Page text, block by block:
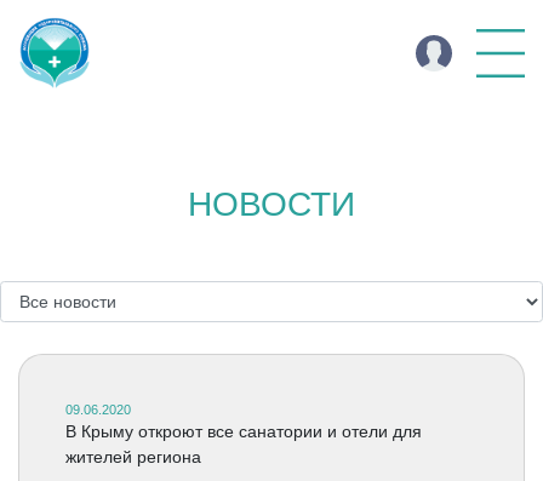
НОВОСТИ
09.06.2020
В Крыму откроют все санатории и отели для
жителей региона